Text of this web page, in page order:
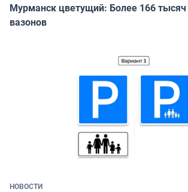
Мурманск цветущий: Более 166 тысяч
вазонов
НОВОСТИ